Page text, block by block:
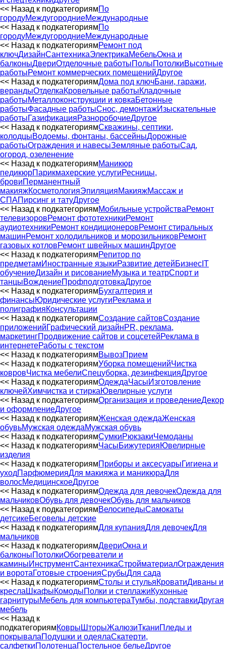
<< Назад к подкатегориямПо
городуМеждугородниеМеждународные
<< Назад к подкатегориямПо
городуМеждугородниеМеждународные
<< Назад к подкатегориямРемонт под
ключДизайнСантехникаЭлектрикаМебельОкна и
балконыДвериОтделочные работыПолыПотолкиВысотные
работыРемонт коммерческих помещенийДругое
<< Назад к подкатегориямДома под ключБани, гаражи,
верандыОтделкаКровельные работыКладочные
работыМеталлоконструкции и ковкаБетонные
работыФасадные работыСнос, демонтажИзыскательные
работыГазификацияРазноробочиеДругое
<< Назад к подкатегориямСкважины, септики,
колодцыВодоемы, фонтаны, бассейныДорожные
работыОграждения и навесыЗемляные работыСад,
огород, озеленение
<< Назад к подкатегориямМаникюр
педикюрПарикмахерские услугиРесницы,
бровиПерманентный
макияжКосметологияЭпиляцияМакияжМассаж и
СПАПирсинг и татуДругое
<< Назад к подкатегориямМобильные устройстваРемонт
телевизоровРемонт фототехникиРемонт
аудиотехникиРемонт кондиционеровРемонт стиральных
машинРемонт холодильников и морозильниковРемонт
газовых котловРемонт швейных машинДругое
<< Назад к подкатегориямРепитор по
предметамИностранные языкиРазвитие детейБизнес IT
обучениеДизайн и рисованиеМузыка и театрСпорт и
танцыВождениеПрофподготовкаДругое
<< Назад к подкатегориямБухгалтерия и
финансыЮридические услугиРеклама и
полиграфияКонсультации
<< Назад к подкатегориямСоздание сайтовСоздание
приложенийГрафический дизайнPR, реклама,
маркетингПродвижение сайтов и соцсетейРеклама в
интернетеРаботы с текстом
<< Назад к подкатегориямВывозПрием
<< Назад к подкатегориямУборка помещенийЧистка
ковровЧистка мебелиСпецуборка, дезинфекцияДругое
<< Назад к подкатегориямОдеждаЧасыИзготовление
ключейХимчистка и стиркаЮвелирные услуги
<< Назад к подкатегориямОрганизация и проведениеДекор
и оформлениеДругое
<< Назад к подкатегориямЖенская одеждаЖенская
обувьМужская одеждаМужская обувь
<< Назад к подкатегориямСумкиРюкзакиЧемоданы
<< Назад к подкатегориямЧасыБижутерияЮвелирные
изделия
<< Назад к подкатегориямПриборы и аксесуарыГигиена и
уходПарфюмерияДля макияжа и маникюраДля
волосМедицинскоеДругое
<< Назад к подкатегориямОдежда для девочекОдежда для
мальчиковОбувь для девочекОбувь для мальчиков
<< Назад к подкатегориямВелосипедыСамокаты
детсикеБеговелы детские
<< Назад к подкатегориямДля купанияДля девочекДля
мальчиков
<< Назад к подкатегориямДвериОкна и
балконыПотолкиОбогреватели и
каминыИнструментСантехникаСтройматериалОграждения
и воротаГотовые строенияСрубыДля сада
<< Назад к подкатегориямСтолы и стульяКроватиДиваны и
кресла ШкафыКомодыПолки и стеллажиКухонные
гарнитурыМебель для компьютераТумбы, подставкиДругая
мебель
<< Назад к
подкатегориямКовры ШторыЖалюзиТканиПледы и
покрывалаПодушки и одеялаСкатерти,
салфеткиПолотенцаПостельное бельеДругое